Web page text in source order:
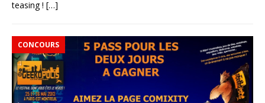
teasing ! […]
CONCOURS